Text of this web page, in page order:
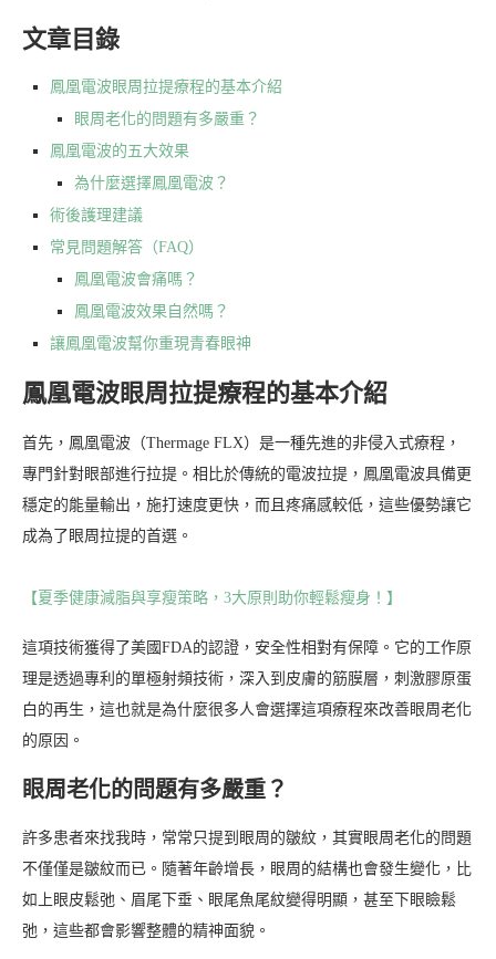
文章目錄
鳳凰電波眼周拉提療程的基本介紹
眼周老化的問題有多嚴重？
鳳凰電波的五大效果
為什麼選擇鳳凰電波？
術後護理建議
常見問題解答（FAQ）
鳳凰電波會痛嗎？
鳳凰電波效果自然嗎？
讓鳳凰電波幫你重現青春眼神
鳳凰電波眼周拉提療程的基本介紹
首先，鳳凰電波（Thermage FLX）是一種先進的非侵入式療程，
專門針對眼部進行拉提。相比於傳統的電波拉提，鳳凰電波具備更
穩定的能量輸出，施打速度更快，而且疼痛感較低，這些優勢讓它
成為了眼周拉提的首選。
【夏季健康減脂與享瘦策略，3大原則助你輕鬆瘦身！】
這項技術獲得了美國FDA的認證，安全性相對有保障。它的工作原
理是透過專利的單極射頻技術，深入到皮膚的筋膜層，刺激膠原蛋
白的再生，這也就是為什麼很多人會選擇這項療程來改善眼周老化
的原因。
眼周老化的問題有多嚴重？
許多患者來找我時，常常只提到眼周的皺紋，其實眼周老化的問題
不僅僅是皺紋而已。隨著年齡增長，眼周的結構也會發生變化，比
如上眼皮鬆弛、眉尾下垂、眼尾魚尾紋變得明顯，甚至下眼瞼鬆
弛，這些都會影響整體的精神面貌。